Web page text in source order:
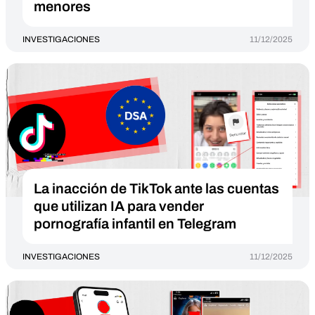
menores
INVESTIGACIONES 11/12/2025
La inacción de TikTok ante las cuentas
que utilizan IA para vender
pornografía infantil en Telegram
INVESTIGACIONES 11/12/2025